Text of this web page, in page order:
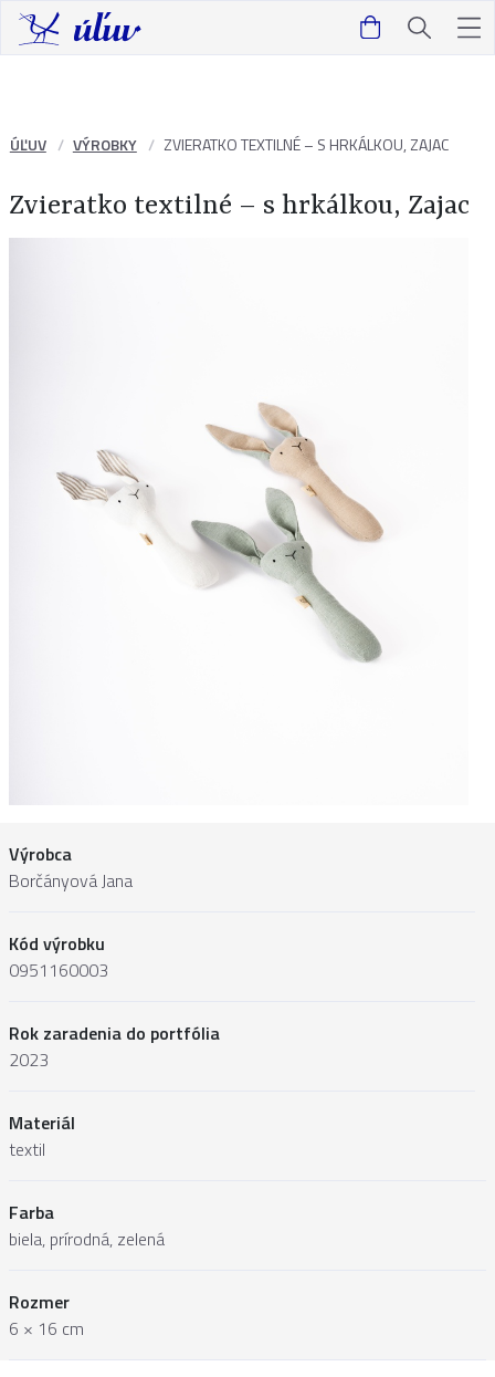
ÚĽUV VÝROBKY ZVIERATKO TEXTILNÉ – S HRKÁLKOU, ZAJAC
Zvieratko textilné – s hrkálkou, Zajac
Výrobca
Borčányová Jana
Kód výrobku
0951160003
Rok zaradenia do portfólia
2023
Materiál
textil
Farba
biela, prírodná, zelená
Rozmer
6 × 16 cm